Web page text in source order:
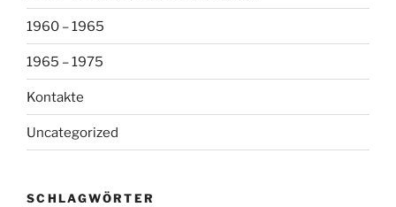
1960 – 1965
1965 – 1975
Kontakte
Uncategorized
SCHLAGWÖRTER